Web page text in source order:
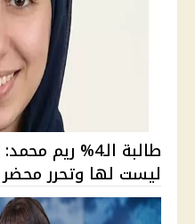
طالبة الـ4%
ليست لها وتحرر محضر